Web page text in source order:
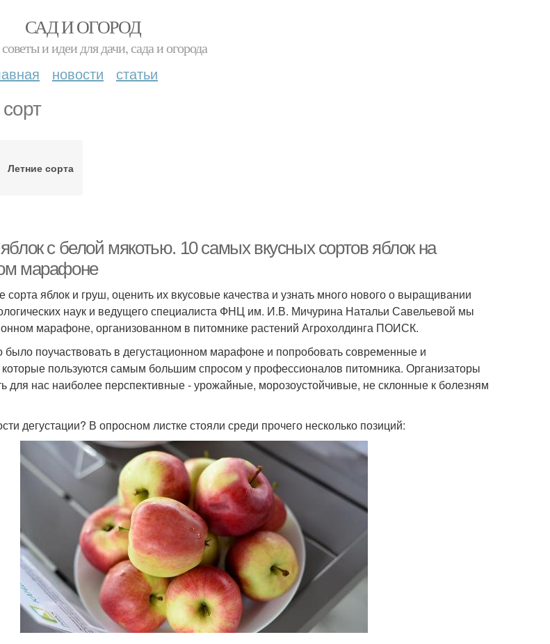
САД И ОГОРОД
и идеи для дачи, сада и огорода
новости статьи
Летние сорта
с белой мякотью. 10 самых вкусных сортов яблок на
марафоне
яблок и груш, оценить их вкусовые качества и узнать много нового о выращивании
наук и ведущего специалиста ФНЦ им. И.В. Мичурина Натальи Савельевой мы
марафоне, организованном в питомнике растений Агрохолдинга ПОИСК.
было поучаствовать в дегустационном марафоне и попробовать современные и
которые пользуются самым большим спросом у профессионалов питомника. Организаторы
для нас наиболее перспективные - урожайные, морозоустойчивые, не склонные к болезням
дегустации? В опросном листке стояли среди прочего несколько позиций: